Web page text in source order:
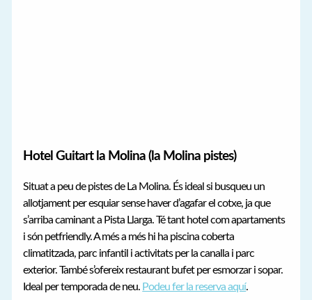
Hotel Guitart la Molina (la Molina pistes)
Situat a peu de pistes de La Molina. És ideal si busqueu un
allotjament per esquiar sense haver d’agafar el cotxe, ja que
s’arriba caminant a Pista Llarga. Té tant hotel com apartaments
i són petfriendly. A més a més hi ha piscina coberta
climatitzada, parc infantil i activitats per la canalla i parc
exterior. També s’ofereix restaurant bufet per esmorzar i sopar.
Ideal per temporada de neu. Podeu fer la reserva aquí.